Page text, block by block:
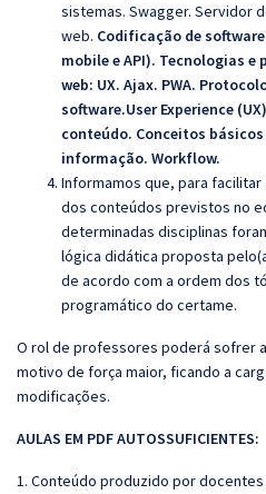
sistemas. Swagger. Servidor
web. Codificação de
mobile e API). Tecnologias e
web: UX. Ajax. PWA.
software.User Experience
conteúdo. Conceitos
informação. Workflow.
Informamos que, para
dos conteúdos previstos no
determinadas disciplinas
lógica didática proposta
de acordo com a ordem dos
programático do certame.
O rol de professores poderá sofrer
motivo de força maior, ficando a
modificações.
AULAS EM PDF AUTOSSUFICIENTES:
1. Conteúdo produzido por